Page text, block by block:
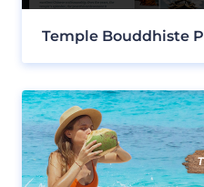
Temple Bouddhiste